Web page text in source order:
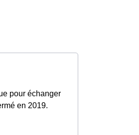
pour échanger
en 2019.